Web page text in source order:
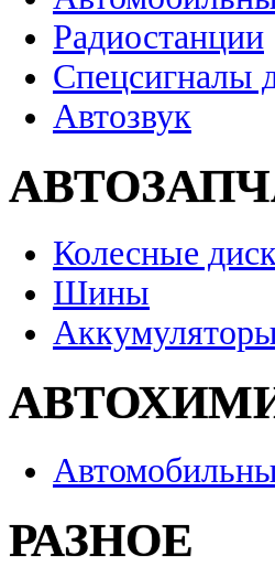
Радиостанции
Спецсигналы
Автозвук
Колесные
Шины
РАЗНОЕ